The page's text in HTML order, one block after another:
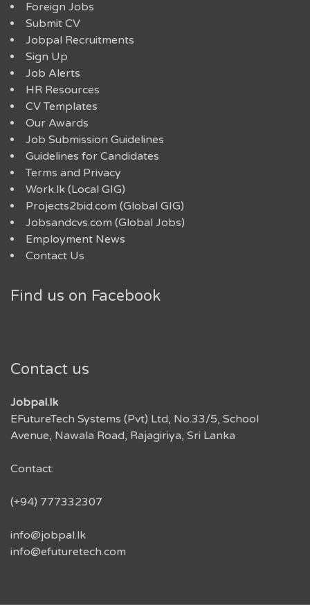
Foreign Jobs
Submit CV
Jobpal Recruitments
Sign Up
Job Alerts
HR Resources
CV Templates
Our Awards
Job Submission Guidelines
Guidelines for Candidates
Terms and Privacy
Work.lk (Local GIG)
Projects2bid.com (Global GIG)
Jobsandcvs.com (Global Jobs)
Employment News
Contact Us
Find us on Facebook
Contact us
Jobpal.lk
EFutureTech Systems (Pvt) Ltd, No.33/5, School
Avenue, Nawala Road, Rajagiriya, Sri Lanka
Contact:
(+94) 777332307
info@jobpal.lk
info@efuturetech.com